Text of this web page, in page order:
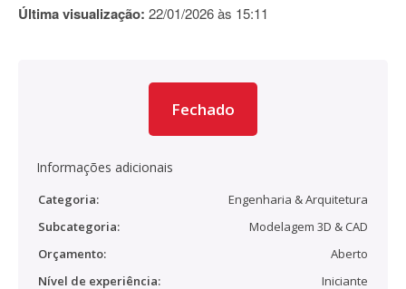
Última visualização: 22/01/2026 às 15:11
Fechado
Informações adicionais
Categoria:
Engenharia & Arquitetura
Subcategoria:
Modelagem 3D & CAD
Orçamento:
Aberto
Nível de experiência:
Iniciante